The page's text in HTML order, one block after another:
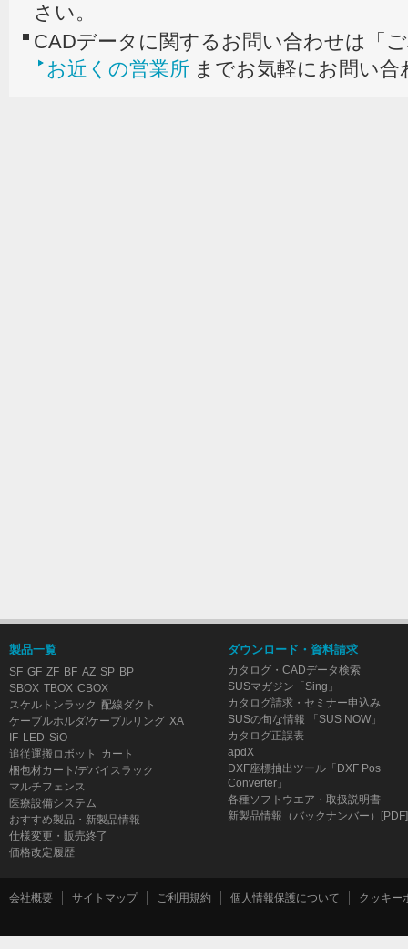
さい。
CADデータに関するお問い合わせは「
お近くの営業所 までお気軽にお問い
製品一覧
SF GF ZF BF AZ SP BP
SBOX TBOX CBOX
スケルトンラック 配線ダクト
ケーブルホルダ/ケーブルリング XA
IF LED SiO
追従運搬ロボット
カート
梱包材カート/デバイスラック
マルチフェンス
医療設備システム
おすすめ製品・新製品情報
仕様変更・販売終了
価格改定履歴
ダウンロード・資料請求
カタログ・CADデータ検索
SUSマガジン「Sing」
カタログ請求・セミナー申込み
SUSの旬な情報 「SUS NOW」
カタログ正誤表
apdX
DXF座標抽出ツール「DXF Pos
Converter」
各種ソフトウエア・取扱説明書
新製品情報（バックナンバー）[PDF]
会社概要 サイトマップ ご利用規約 個人情報保護について クッキー